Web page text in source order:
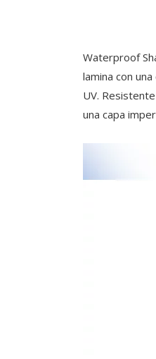
Waterproof
lamina con
UV.
una capa